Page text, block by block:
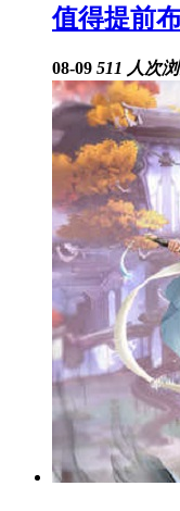
值得提前
08-09 511 人次